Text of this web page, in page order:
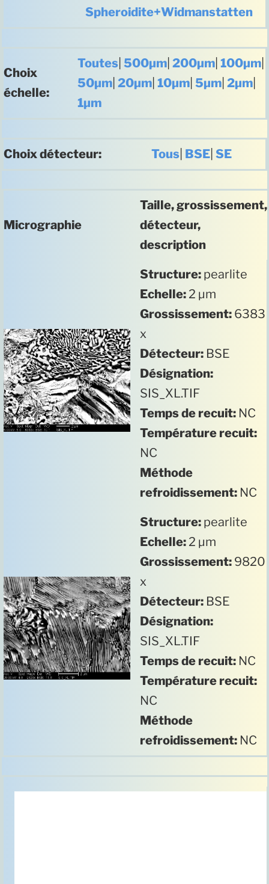
Spheroidite+Widmanstatten
Choix
échelle:
Toutes 500µm 200µm 100µm
50µm 20µm 10µm 5µm 2µm
1µm
Choix détecteur: Tous BSE SE
Micrographie
Taille, grossissement,
détecteur,
description
Structure: pearlite
Echelle: 2 µm
Grossissement: 6383
x
Détecteur: BSE
Désignation:
SIS_XL.TIF
Temps de recuit: NC
Température recuit:
NC
Méthode
refroidissement: NC
Structure: pearlite
Echelle: 2 µm
Grossissement: 9820
x
Détecteur: BSE
Désignation:
SIS_XL.TIF
Temps de recuit: NC
Température recuit:
NC
Méthode
refroidissement: NC